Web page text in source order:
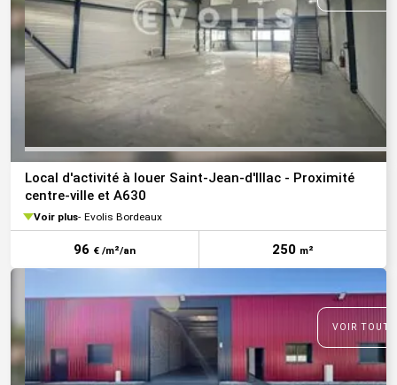
Local d'activité à louer Saint-Jean-d'Illac - Proximité
centre-ville et A630
Voir plus Evolis Bordeaux
96 € /m²/an 250 m²
VOIR